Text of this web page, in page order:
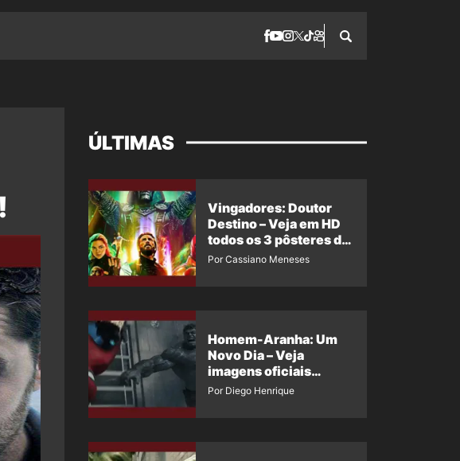
ÚLTIMAS
Vingadores: Doutor
Destino – Veja em HD
todos os 3 pôsteres de
‘Doomsday’ + 1 imagem
Por Cassiano Meneses
Homem-Aranha: Um
Novo Dia – Veja
imagens oficiais
descartadas do Hulk
Por Diego Henrique